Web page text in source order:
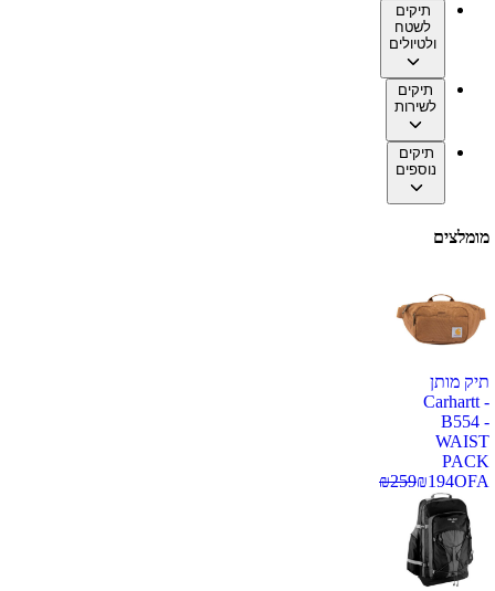
תיקים
לשטח
ולטיולים
תיקים
לשירות
תיקים
נוספים
מומלצים
תיק מותן
Carhartt -
B554 -
WAIST
PACK
OFA
₪194
₪259